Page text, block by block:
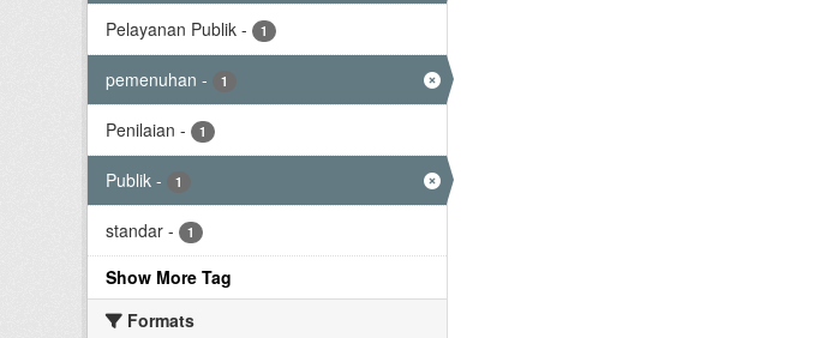
Pelayanan Publik - 1
pemenuhan - 1
Penilaian - 1
Publik - 1
standar - 1
Show More Tag
Formats